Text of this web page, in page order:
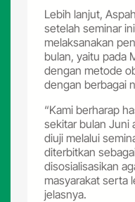
Lebih lanjut,
setelah seminar
melaksanakan
bulan, yaitu pada
dengan metode
dengan berbagai
“Kami berharap
sekitar bulan Juni
diuji melalui
diterbitkan
disosialisasikan
masyarakat serta
jelasnya.